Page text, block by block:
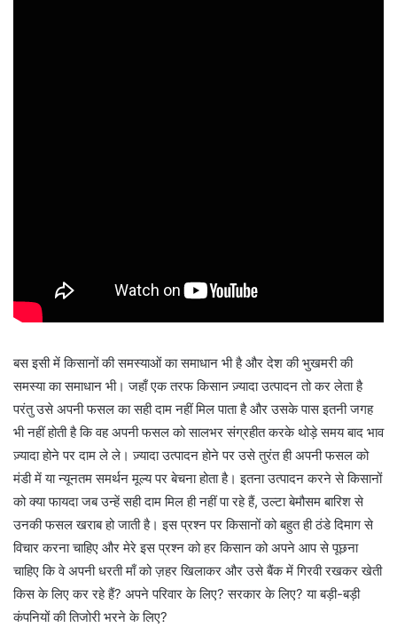
बस इसी में किसानों की समस्याओं का समाधान भी है और देश की भुखमरी की
समस्या का समाधान भी। जहाँ एक तरफ किसान ज़्यादा उत्पादन तो कर लेता है
परंतु उसे अपनी फसल का सही दाम नहीं मिल पाता है और उसके पास इतनी जगह
भी नहीं होती है कि वह अपनी फसल को सालभर संग्रहीत करके थोड़े समय बाद भाव
ज़्यादा होने पर दाम ले ले। ज़्यादा उत्पादन होने पर उसे तुरंत ही अपनी फसल को
मंडी में या न्यूनतम समर्थन मूल्य पर बेचना होता है। इतना उत्पादन करने से किसानों
को क्या फायदा जब उन्हें सही दाम मिल ही नहीं पा रहे हैं, उल्टा बेमौसम बारिश से
उनकी फसल खराब हो जाती है। इस प्रश्न पर किसानों को बहुत ही ठंडे दिमाग से
विचार करना चाहिए और मेरे इस प्रश्न को हर किसान को अपने आप से पूछना
चाहिए कि वे अपनी धरती माँ को ज़हर खिलाकर और उसे बैंक में गिरवी रखकर खेती
किस के लिए कर रहे हैं? अपने परिवार के लिए? सरकार के लिए? या बड़ी-बड़ी
कंपनियों की तिजोरी भरने के लिए?